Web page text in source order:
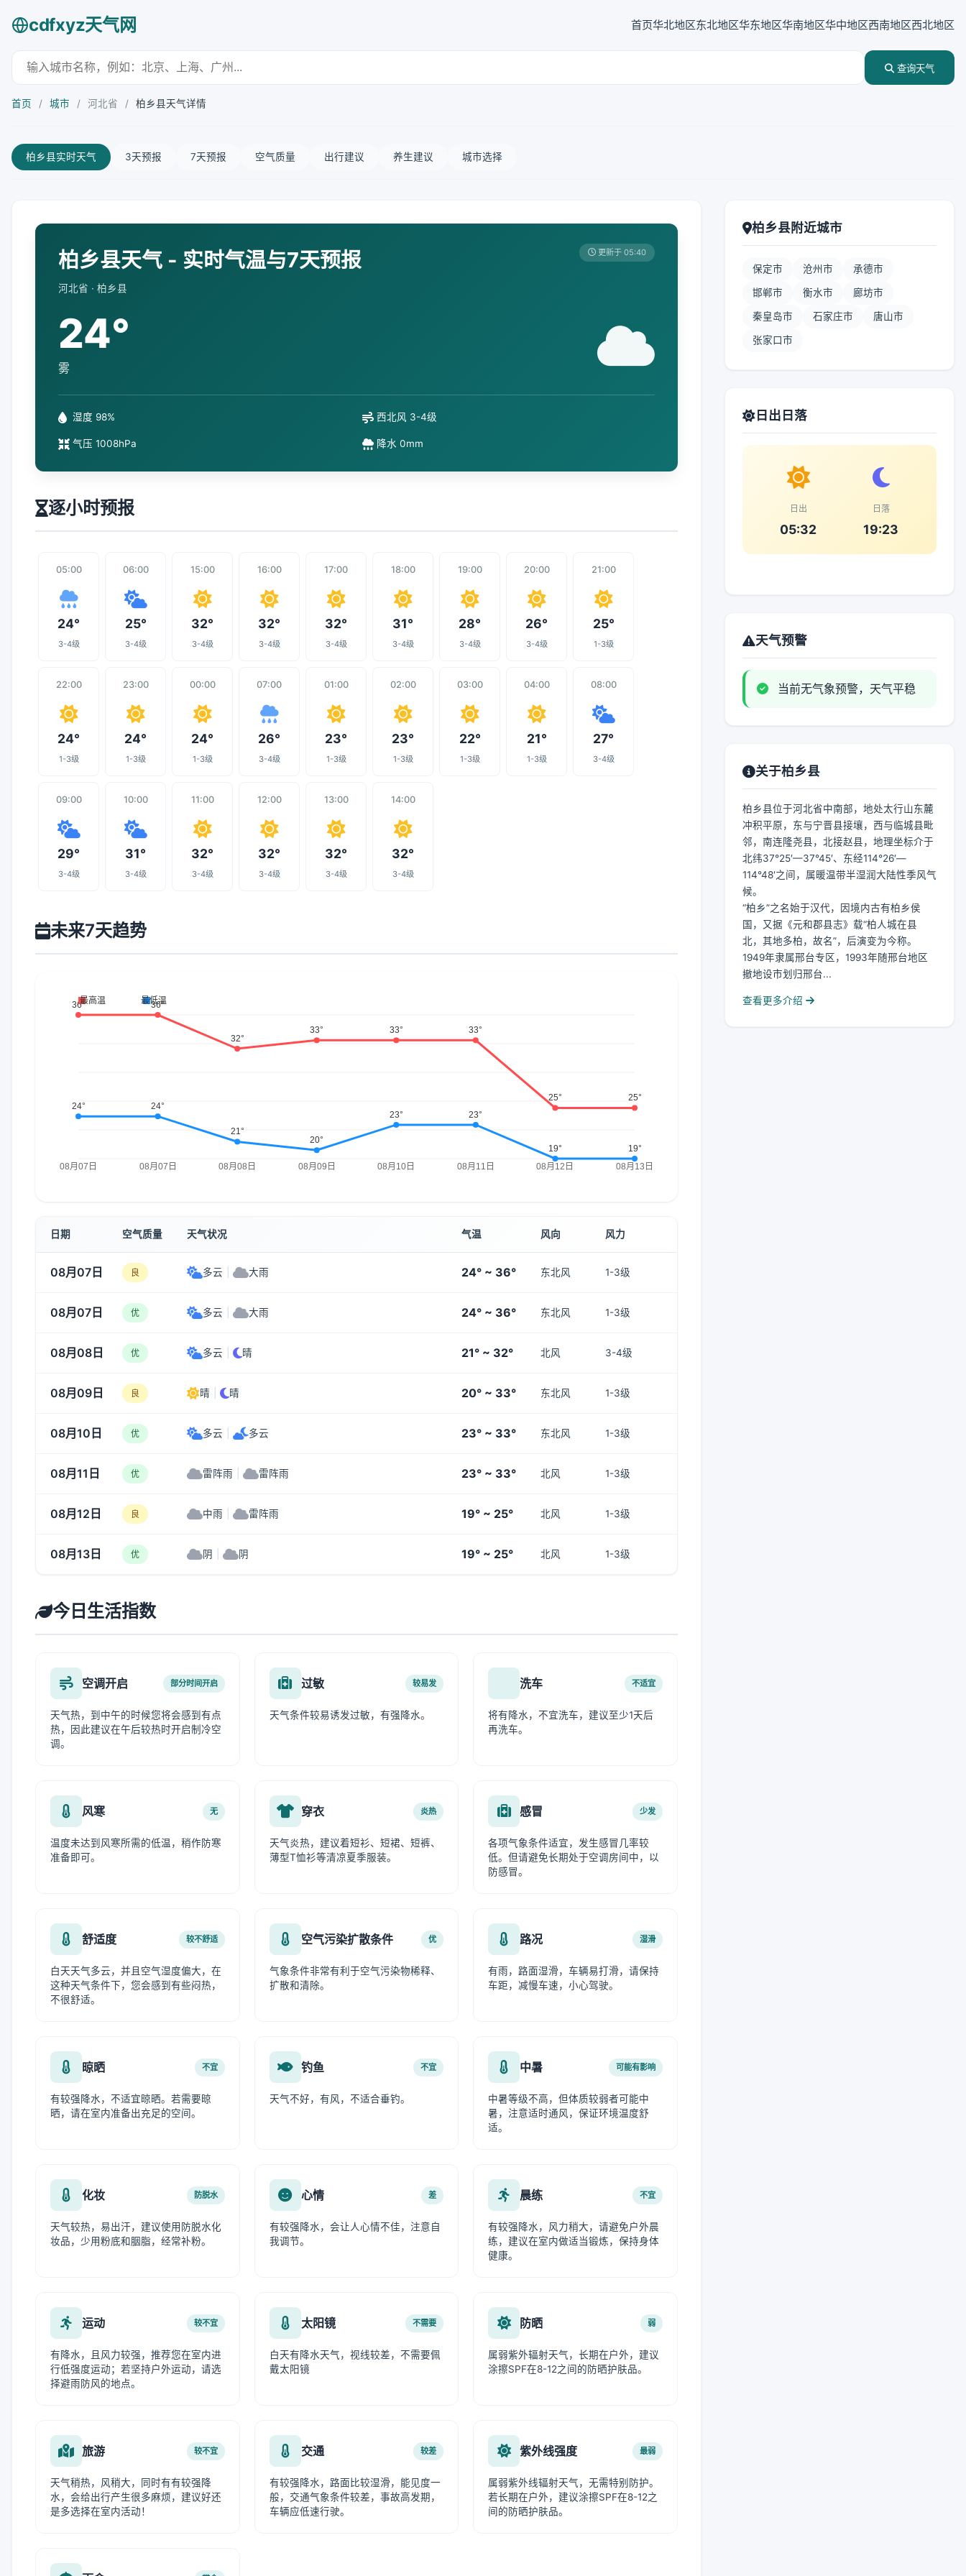
cdfxyz天气网 首页华北地区东北地区华东地区华南地区华中地区西南地区西北地区
查询天气
首页 / 城市 / 河北省 / 柏乡县天气详情
柏乡县实时天气 3天预报 7天预报 空气质量 出行建议 养生建议 城市选择
柏乡县天气 - 实时气温与7天预报
河北省 · 柏乡县
更新于 05:40
24°
雾
湿度 98% 西北风 3-4级
气压 1008hPa 降水 0mm
逐小时预报
05:00
24°
3-4级
06:00
25°
3-4级
15:00
32°
3-4级
16:00
32°
3-4级
17:00
32°
3-4级
18:00
31°
3-4级
19:00
28°
3-4级
20:00
26°
3-4级
21:00
25°
1-3级
22:00
24°
1-3级
23:00
24°
1-3级
00:00
24°
1-3级
07:00
26°
3-4级
01:00
23°
1-3级
02:00
23°
1-3级
03:00
22°
1-3级
04:00
21°
1-3级
08:00
27°
3-4级
09:00
29°
3-4级
10:00
31°
3-4级
11:00
32°
3-4级
12:00
32°
3-4级
13:00
32°
3-4级
14:00
32°
3-4级
未来7天趋势
日期 空气质量 天气状况 气温 风向 风力
08月07日 良 多云 大雨 24° ~ 36° 东北风 1-3级
08月07日 优 多云 大雨 24° ~ 36° 东北风 1-3级
08月08日 优 多云 晴 21° ~ 32° 北风 3-4级
08月09日 良 晴 晴 20° ~ 33° 东北风 1-3级
08月10日 优 多云 多云 23° ~ 33° 东北风 1-3级
08月11日 优 雷阵雨 雷阵雨 23° ~ 33° 北风 1-3级
08月12日 良 中雨 雷阵雨 19° ~ 25° 北风 1-3级
08月13日 优 阴 阴 19° ~ 25° 北风 1-3级
今日生活指数
空调开启 部分时间开启
天气热，到中午的时候您将会感到有点
热，因此建议在午后较热时开启制冷空
调。
过敏 较易发
天气条件较易诱发过敏，有强降水。
洗车 不适宜
将有降水，不宜洗车，建议至少1天后
再洗车。
风寒 无
温度未达到风寒所需的低温，稍作防寒
准备即可。
穿衣 炎热
天气炎热，建议着短衫、短裙、短裤、
薄型T恤衫等清凉夏季服装。
感冒 少发
各项气象条件适宜，发生感冒几率较
低。但请避免长期处于空调房间中，以
防感冒。
舒适度 较不舒适
白天天气多云，并且空气湿度偏大，在
这种天气条件下，您会感到有些闷热，
不很舒适。
空气污染扩散条件 优
气象条件非常有利于空气污染物稀释、
扩散和清除。
路况 湿滑
有雨，路面湿滑，车辆易打滑，请保持
车距，减慢车速，小心驾驶。
晾晒 不宜
有较强降水，不适宜晾晒。若需要晾
晒，请在室内准备出充足的空间。
钓鱼 不宜
天气不好，有风，不适合垂钓。
中暑 可能有影响
中暑等级不高，但体质较弱者可能中
暑，注意适时通风，保证环境温度舒
适。
化妆 防脱水
天气较热，易出汗，建议使用防脱水化
妆品，少用粉底和胭脂，经常补粉。
心情 差
有较强降水，会让人心情不佳，注意自
我调节。
晨练 不宜
有较强降水，风力稍大，请避免户外晨
练，建议在室内做适当锻炼，保持身体
健康。
运动 较不宜
有降水，且风力较强，推荐您在室内进
行低强度运动；若坚持户外运动，请选
择避雨防风的地点。
太阳镜 不需要
白天有降水天气，视线较差，不需要佩
戴太阳镜
防晒 弱
属弱紫外辐射天气，长期在户外，建议
涂擦SPF在8-12之间的防晒护肤品。
旅游 较不宜
天气稍热，风稍大，同时有有较强降
水，会给出行产生很多麻烦，建议好还
是多选择在室内活动！
交通 较差
有较强降水，路面比较湿滑，能见度一
般，交通气象条件较差，事故高发期，
车辆应低速行驶。
紫外线强度 最弱
属弱紫外线辐射天气，无需特别防护。
若长期在户外，建议涂擦SPF在8-12之
间的防晒护肤品。
柏乡县附近城市
保定市 沧州市 承德市
邯郸市 衡水市 廊坊市
秦皇岛市 石家庄市 唐山市
张家口市
日出日落
日出
05:32
日落
19:23
天气预警
当前无气象预警，天气平稳
关于柏乡县
柏乡县位于河北省中南部，地处太行山东麓
冲积平原，东与宁晋县接壤，西与临城县毗
邻，南连隆尧县，北接赵县，地理坐标介于
北纬37°25′—37°45′、东经114°26′—
114°48′之间，属暖温带半湿润大陆性季风气
候。
“柏乡”之名始于汉代，因境内古有柏乡侯
国，又据《元和郡县志》载“柏人城在县
北，其地多柏，故名”，后演变为今称。
1949年隶属邢台专区，1993年随邢台地区
撤地设市划归邢台...
查看更多介绍